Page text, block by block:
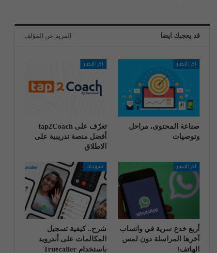
قد يعجبك ايضا المزيد عن المؤلف
آخر الاخبار
صناعة المحتوى، مراحل
وتوصيات
آخر الاخبار
تعرّف على tap2Coach
أفضل منصة تدريبية على
الاطلاق
آخر الاخبار
أربع خدع سرية في واتساب
آخرها المراسلة دون لمس
الهاتف!
شروحات
شرح.. كيفية تسجيل
المكالمات على أندرويد
باستخدام Truecaller